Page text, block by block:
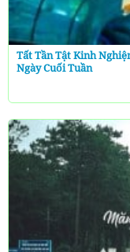
Tất Tần Tật Kinh
Ngày Cuối Tuần